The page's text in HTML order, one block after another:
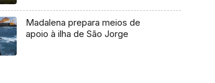
Madalena prepara meios de
apoio à ilha de São Jorge